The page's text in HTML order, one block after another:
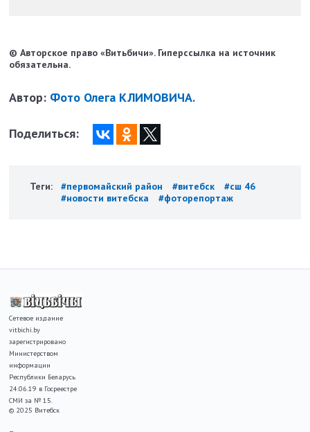
© Авторское право «Витьбичи». Гиперссылка на источник
обязательна.
Автор: Фото Олега КЛИМОВИЧА.
Поделиться:
Теги: #первомайский район #витебск
#сш 46
#новости витебска
#фоторепортаж
Сетевое издание
vitbichi.by
зарегистрировано
Министерством
информации
Республики Беларусь
24.06.19 в Госреестре
СМИ за № 15.
© 2025 Витебск